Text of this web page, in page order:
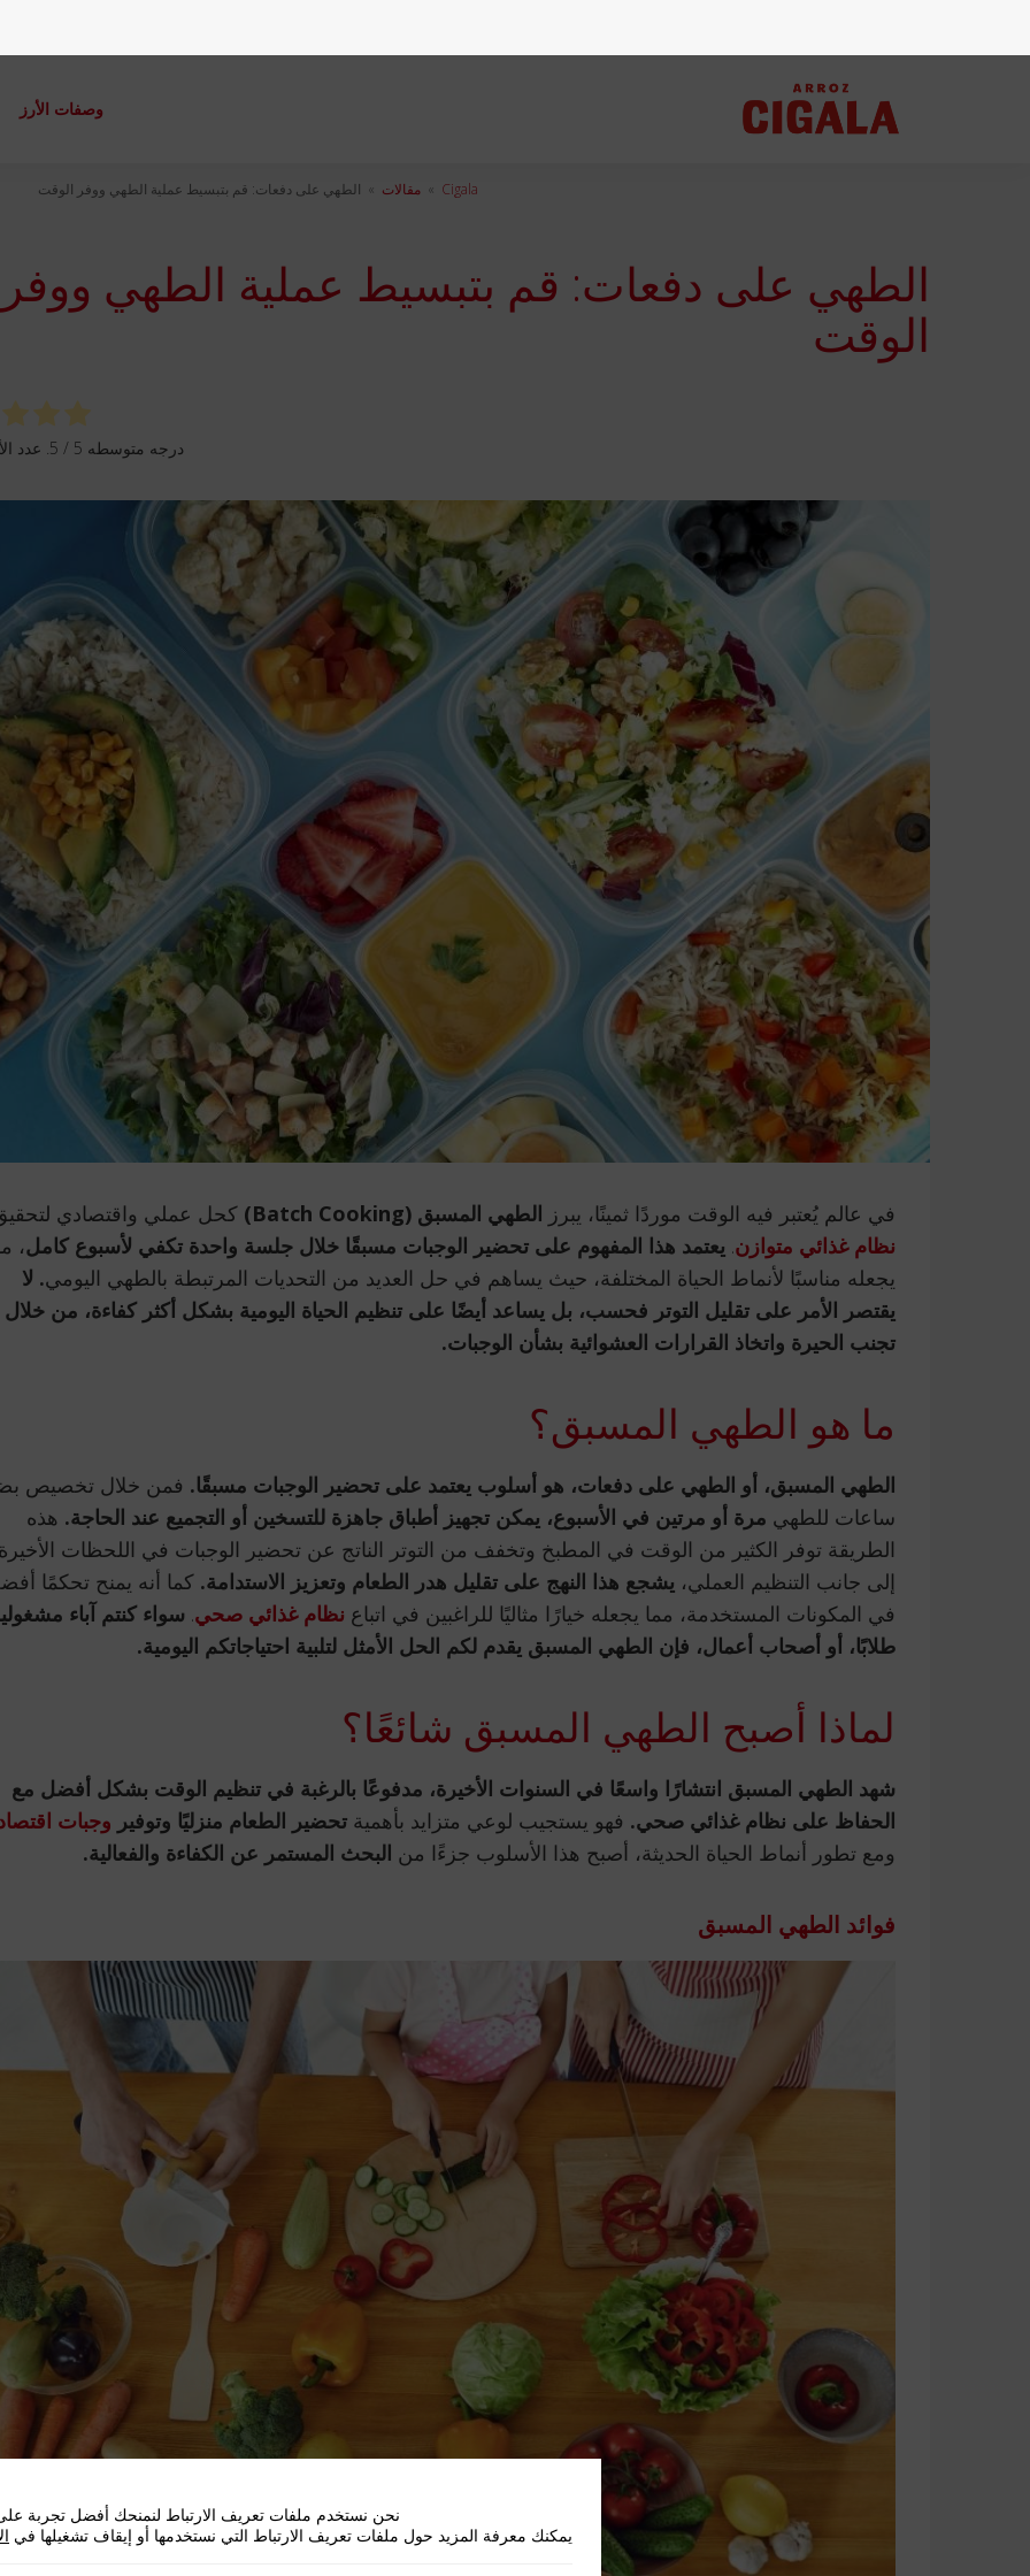
وصفات الأرز
Cigala
» مقالات » الطهي على دفعات: قم بتبسيط عملية الطهي ووفر الوقت
الطهي على دفعات: قم بتبسيط عملية الطهي ووفر
الوقت
درجه متوسطه 5 / 5. عدد الأصوات:
في عالم يُعتبر فيه الوقت موردًا ثمينًا، يبرز الطهي المسبق (Batch Cooking)
كحل عملي واقتصادي
نظام غذائي متوازن. يعتمد هذا المفهوم على تحضير الوجبات مسبقًا خلال جلسة واحدة تكفي لأسبوع كامل،
يجعله مناسبًا لأنماط الحياة المختلفة، حيث يساهم في حل العديد من التحديات المرتبطة بالطهي اليومي. لا
يقتصر الأمر على تقليل التوتر فحسب، بل يساعد أيضًا على تنظيم الحياة اليومية بشكل أكثر كفاءة، من خلال
تجنب الحيرة واتخاذ القرارات العشوائية بشأن الوجبات.
ما هو الطهي المسبق؟
الطهي المسبق، أو الطهي على دفعات، هو أسلوب يعتمد على تحضير الوجبات مسبقًا. فمن خلال تخصيص
ساعات للطهي مرة أو مرتين في الأسبوع، يمكن تجهيز أطباق جاهزة للتسخين أو التجميع عند الحاجة. هذه
الطريقة توفر الكثير من الوقت في المطبخ وتخفف من التوتر الناتج عن تحضير الوجبات في اللحظات
إلى جانب التنظيم العملي، يشجع هذا النهج على تقليل هدر الطعام وتعزيز الاستدامة. كما أنه يمنح تحكمًا
في المكونات المستخدمة، مما يجعله خيارًا مثاليًا للراغبين في اتباع نظام غذائي صحي. سواء كنتم آباء
طلابًا، أو أصحاب أعمال، فإن الطهي المسبق يقدم لكم الحل الأمثل لتلبية احتياجاتكم اليومية.
لماذا أصبح الطهي المسبق شائعًا؟
شهد الطهي المسبق انتشارًا واسعًا في السنوات الأخيرة، مدفوعًا بالرغبة في تنظيم الوقت بشكل أفضل مع
الحفاظ على نظام غذائي صحي. فهو يستجيب لوعي متزايد بأهمية تحضير الطعام منزليًا وتوفير وجبات
ومع تطور أنماط الحياة الحديثة، أصبح هذا الأسلوب جزءًا من البحث المستمر عن الكفاءة والفعالية.
فوائد الطهي المسبق
نحن نستخدم ملفات تعريف الارتباط لنمنحك أفضل تجربة
يمكنك معرفة المزيد حول ملفات تعريف الارتباط التي نستخدمها أو إيقاف تشغيلها في